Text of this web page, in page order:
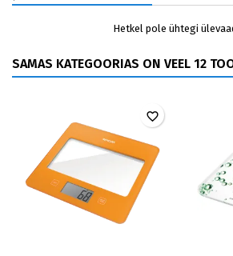
Hetkel pole ühtegi
SAMAS KATEGOORIAS ON VEEL 12
favorite_border